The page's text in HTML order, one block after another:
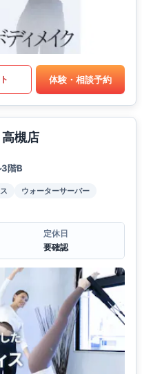
体験・相談予約
槻店
階B
ウォーターサーバー
定休日
要確認